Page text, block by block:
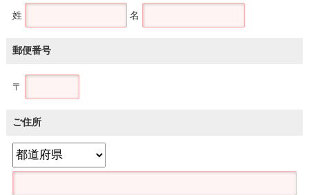
姓 名
郵便番号
〒
ご住所